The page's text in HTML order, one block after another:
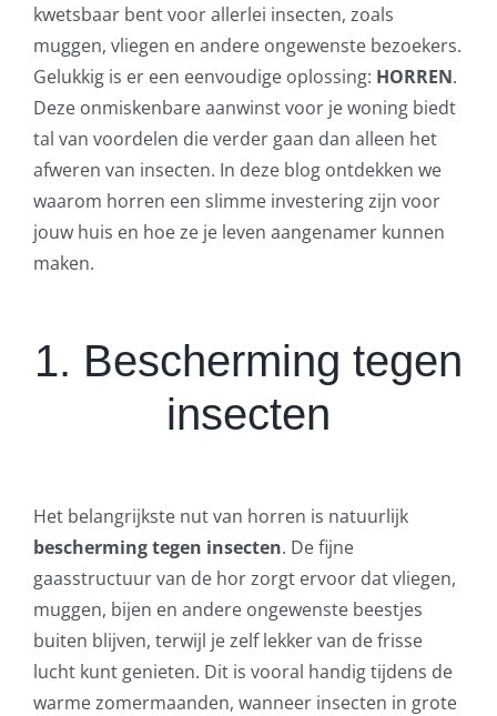
kwetsbaar bent voor allerlei insecten, zoals
muggen, vliegen en andere ongewenste bezoekers.
Gelukkig is er een eenvoudige oplossing: HORREN.
Deze onmiskenbare aanwinst voor je woning biedt
tal van voordelen die verder gaan dan alleen het
afweren van insecten. In deze blog ontdekken we
waarom horren een slimme investering zijn voor
jouw huis en hoe ze je leven aangenamer kunnen
maken.
1. Bescherming tegen
insecten
Het belangrijkste nut van horren is natuurlijk
bescherming tegen insecten. De fijne
gaasstructuur van de hor zorgt ervoor dat vliegen,
muggen, bijen en andere ongewenste beestjes
buiten blijven, terwijl je zelf lekker van de frisse
lucht kunt genieten. Dit is vooral handig tijdens de
warme zomermaanden, wanneer insecten in grote